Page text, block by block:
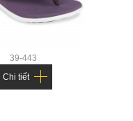
39-443
Chi tiết